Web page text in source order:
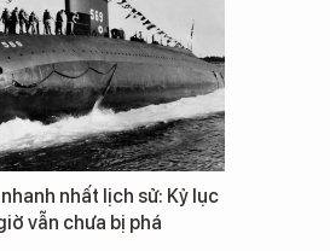
nhất lịch sử: Kỷ lục
vẫn chưa bị phá